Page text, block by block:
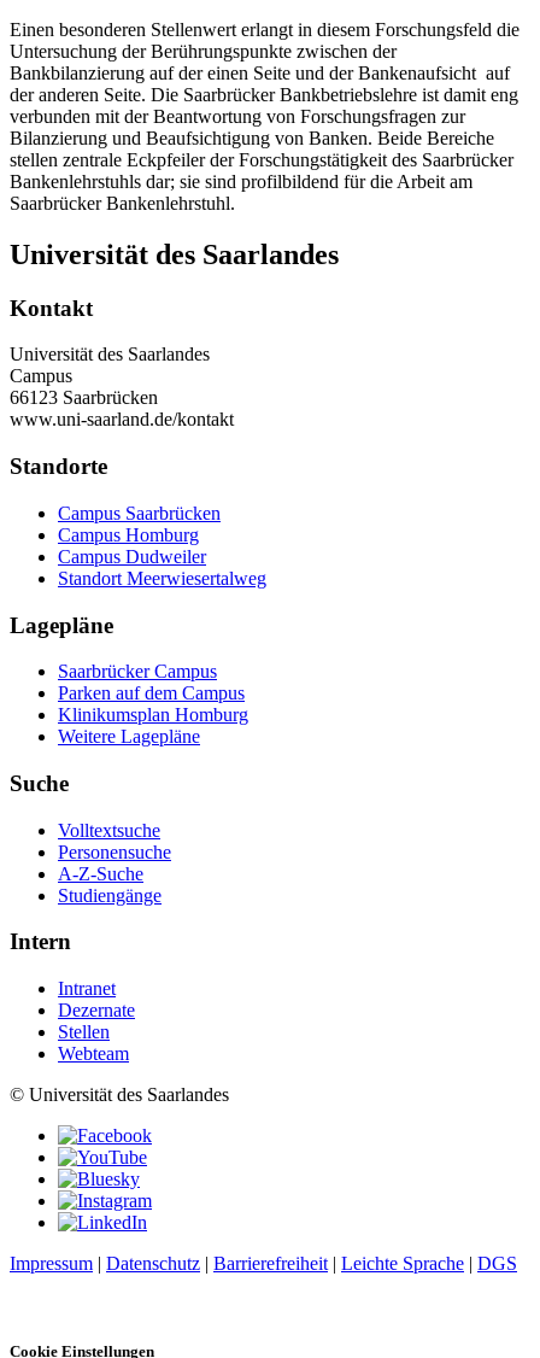
Einen besonderen Stellenwert erlangt in diesem Forschungsfeld die
Untersuchung der Berührungspunkte zwischen der
Bankbilanzierung auf der einen Seite und der Bankenaufsicht auf
der anderen Seite. Die Saarbrücker Bankbetriebslehre ist damit eng
verbunden mit der Beantwortung von Forschungsfragen zur
Bilanzierung und Beaufsichtigung von Banken. Beide Bereiche
stellen zentrale Eckpfeiler der Forschungstätigkeit des Saarbrücker
Bankenlehrstuhls dar; sie sind profilbildend für die Arbeit am
Saarbrücker Bankenlehrstuhl.
Universität des Saarlandes
Kontakt
Universität des Saarlandes
Campus
66123 Saarbrücken
www.uni-saarland.de/kontakt
Standorte
Campus Saarbrücken
Campus Homburg
Campus Dudweiler
Standort Meerwiesertalweg
Lagepläne
Saarbrücker Campus
Parken auf dem Campus
Klinikumsplan Homburg
Weitere Lagepläne
Suche
Volltextsuche
Personensuche
A-Z-Suche
Studiengänge
Intern
Intranet
Dezernate
Stellen
Webteam
© Universität des Saarlandes
Impressum | Datenschutz | Barrierefreiheit | Leichte Sprache | DGS
Cookie Einstellungen